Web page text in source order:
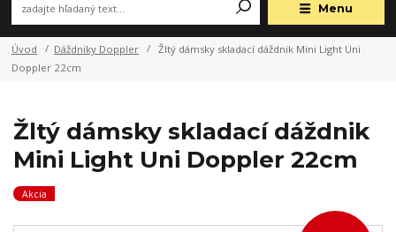
Menu
Úvod Dáždniky Doppler
Žltý dámsky skladací dáždnik Mini Light Uni
Doppler 22cm
Žltý dámsky skladací dáždnik
Mini Light Uni Doppler 22cm
Akcia